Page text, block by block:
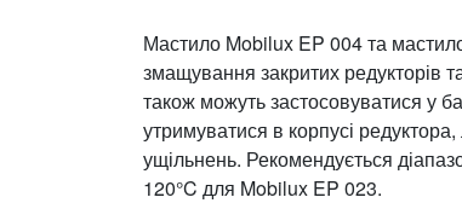
Мастило Mobilux EP 004 та
змащування закритих редукторів
також можуть застосовуватися у
утримуватися в корпусі
ущільнень. Рекомендується
120°C для Mobilux EP 023.